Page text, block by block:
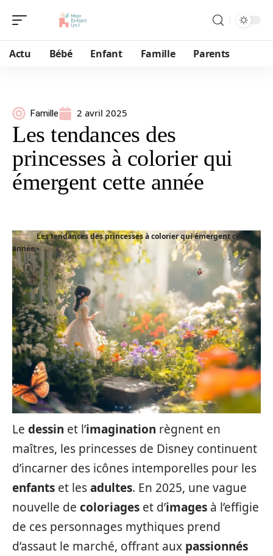
Actu Bébé Enfant Famille Parents
Famille 2 avril 2025
Les tendances des
princesses à colorier qui
émergent cette année
Les tendances des princesses à colorier qui émergent cette
année
Le dessin et l’imagination règnent en
maîtres, les princesses de Disney continuent
d’incarner des icônes intemporelles pour les
enfants et lesadultes. En 2025, une vague
nouvelle de coloriages et d’images à l’effigie
de ces personnages mythiques prend
d’assaut le marché, offrant aux passionnés